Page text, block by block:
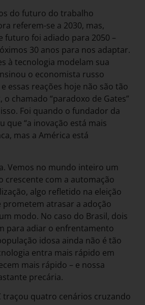
do futuro do trabalho
referem-se a 2030, mas,
futuro foi adiado para 2050 –
30 anos para nos adaptar.
à tecnologia modelam sua
o economista russo
essas reações hoje não são tão
o chamado “paradoxo de Gates”
Foi quando o fundador da
que “a inovação está mais
mas a América está
Vemos no mundo inteiro um
crescente com a automação
algo refletido na eleição
prometem atrasar a adoção
modo. No caso do Brasil, dois
para adiar o enfrentamento
idosa ainda não é tão
entra mais rápido em
mais rápido – e nossa
precária.
traçou quatro cenários cruzando